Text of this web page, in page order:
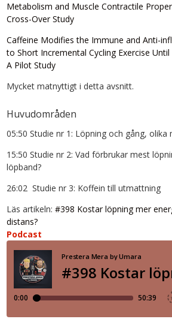
Metabolism and Muscle Contractile
Cross-Over Study
Caffeine Modifies the Immune and Anti-
to Short Incremental Cycling Exercise
A Pilot Study
Mycket matnyttigt i detta avsnitt.
Huvudområden
05:50 Studie nr 1: Löpning och gång, olika
15:50 Studie nr 2: Vad förbrukar mest
löpband?
26:02 Studie nr 3: Koffein till utmattning
Läs artikeln:#398 Kostar löpning mer
distans?
Podcast